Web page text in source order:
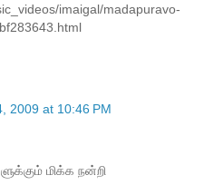
imaigal/madapuravo-
2009 at 10:46 PM
மிக்க நன்றி